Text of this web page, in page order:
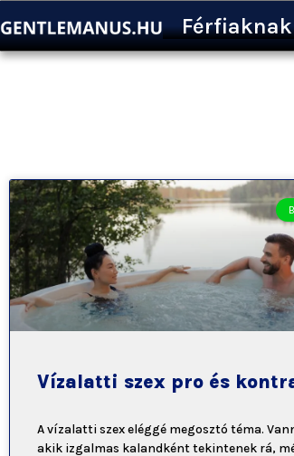
a
tartalomra
Férfiaknak
Vízalatti szex pro és
A vízalatti szex eléggé megosztó téma.
akik izgalmas kalandként tekintenek rá,